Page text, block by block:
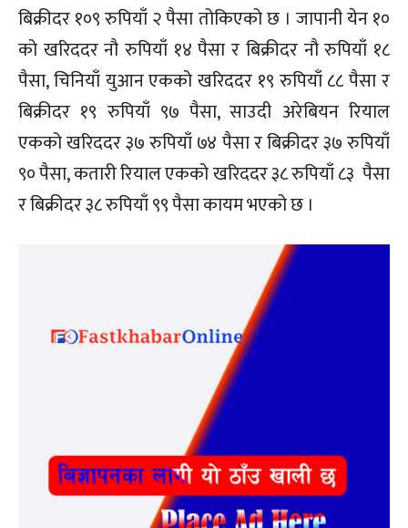
बिक्रीदर १०९ रुपियाँ २ पैसा तोकिएको छ । जापानी येन १०
को खरिददर नौ रुपियाँ १४ पैसा र बिक्रीदर नौ रुपियाँ १८
पैसा, चिनियाँ युआन एकको खरिददर १९ रुपियाँ ८८ पैसा र
बिक्रीदर १९ रुपियाँ ९७ पैसा, साउदी अरेबियन रियाल
एकको खरिददर ३७ रुपियाँ ७४ पैसा र बिक्रीदर ३७ रुपियाँ
९० पैसा, कतारी रियाल एकको खरिददर ३८ रुपियाँ ८३ पैसा
र बिक्रीदर ३८ रुपियाँ ९९ पैसा कायम भएको छ ।